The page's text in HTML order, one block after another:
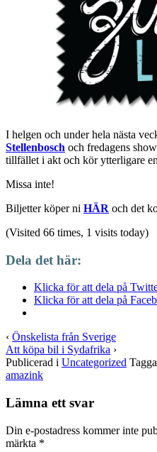
I helgen och under hela nästa
Stellenbosch och fredagens
tillfället i akt och kör ytterligare
Missa inte!
Biljetter köper ni HÄR och det
(Visited 66 times, 1 visits today)
Dela det här:
Klicka för att dela på
Klicka för att dela på
‹ Önskelista från Sverige
Att köpa bil i Sydafrika ›
Publicerad i Uncategorized
amazink
Lämna ett svar
Din e-postadress kommer inte
märkta *